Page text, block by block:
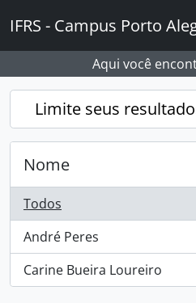
IFRS - Campus Porto
Aqui você
Limite seus
Nome
Todos
André Peres
, 1 resultados
Carine Bueira Loureiro
, 1 resultados